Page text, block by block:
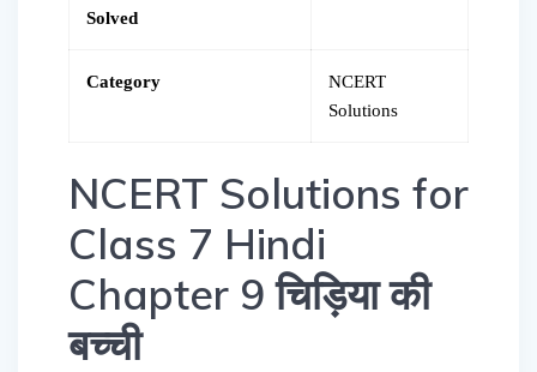
Solved
Category
NCERT
Solutions
NCERT Solutions for
Class 7 Hindi
Chapter 9 चिड़िया की
बच्ची